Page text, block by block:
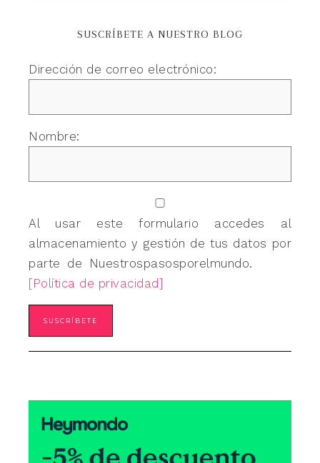
SUSCRÍBETE A NUESTRO BLOG
Dirección de correo electrónico:
Nombre:
Al usar este formulario accedes al
almacenamiento y gestión de tus datos por
parte de Nuestrospasosporelmundo.
[Política de privacidad]